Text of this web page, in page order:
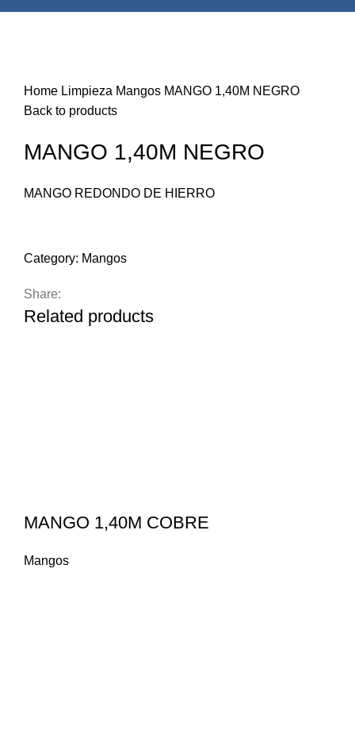
Home Limpieza Mangos MANGO 1,40M NEGRO
Back to products
MANGO 1,40M NEGRO
MANGO REDONDO DE HIERRO
Category: Mangos
Share:
Related products
MANGO 1,40M COBRE
Mangos